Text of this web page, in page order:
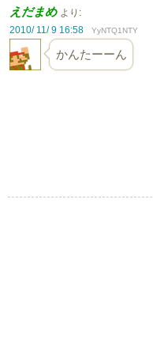
えだまめ より:
2010/ 11/ 9 16:58
YyNTQ1NTY
かんたーーん